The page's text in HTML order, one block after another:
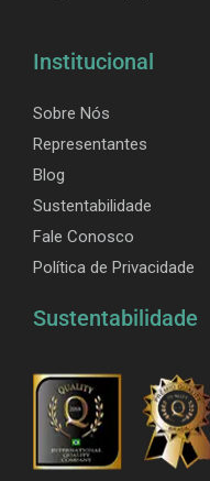
Institucional
Sobre Nós
Representantes
Blog
Sustentabilidade
Fale Conosco
Política de Privacidade
Sustentabilidade